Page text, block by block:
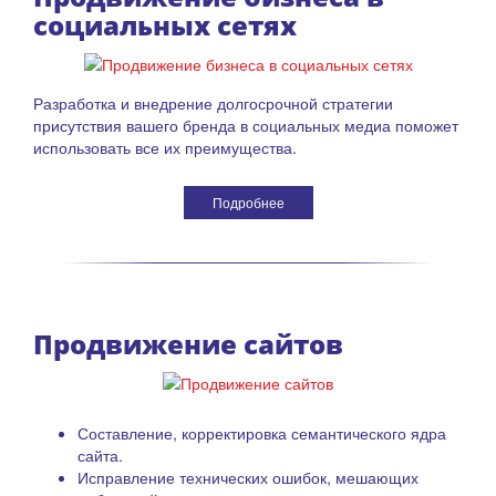
социальных сетях
Разработка и внедрение долгосрочной стратегии
присутствия вашего бренда в социальных медиа поможет
использовать все их преимущества.
Подробнее
Продвижение сайтов
Составление, корректировка семантического ядра
сайта.
Исправление технических ошибок, мешающих